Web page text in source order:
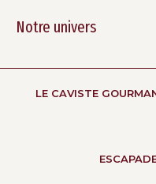
Notre univers
LE CAVISTE